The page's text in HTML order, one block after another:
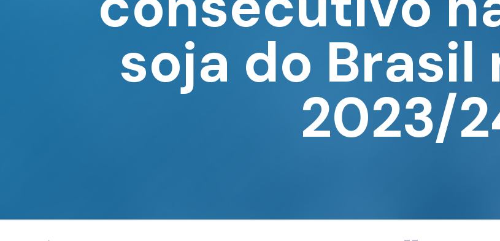
soja do Brasil
2023/